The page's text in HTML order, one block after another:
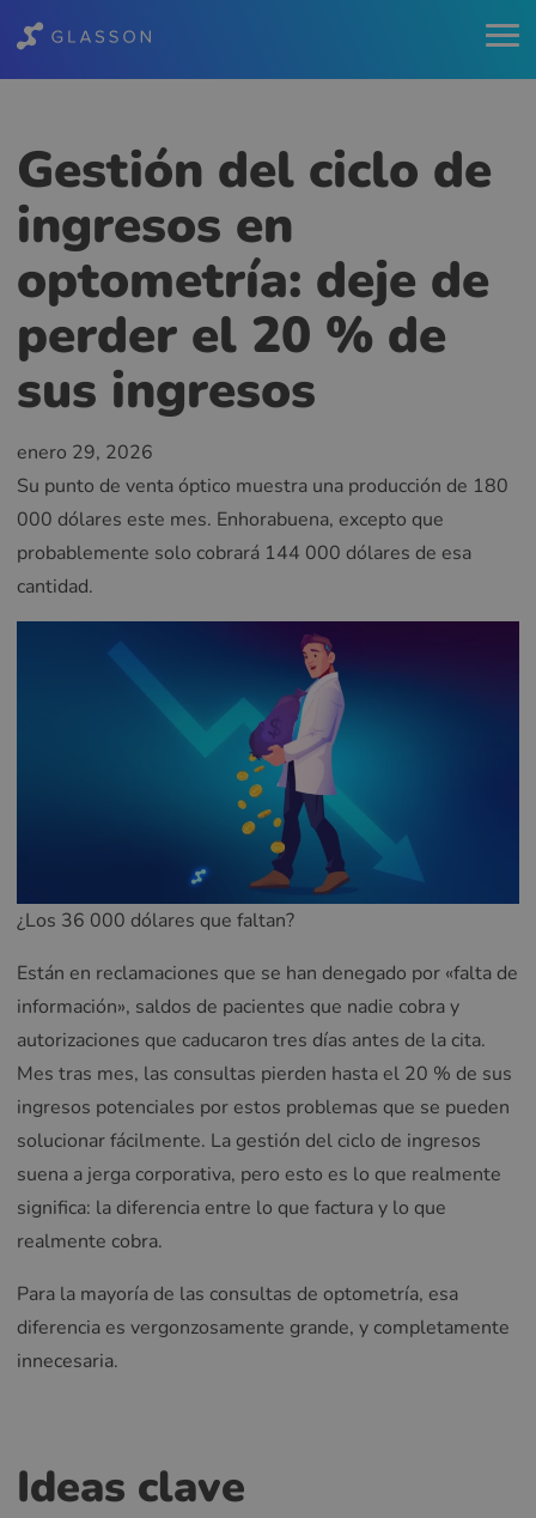
Gestión del ciclo de
ingresos en
optometría: deje de
perder el 20 % de
sus ingresos
enero 29, 2026
Su punto de venta óptico muestra una producción de 180
000 dólares este mes. Enhorabuena, excepto que
probablemente solo cobrará 144 000 dólares de esa
cantidad.
¿Los 36 000 dólares que faltan?
Están en reclamaciones que se han denegado por «falta de
información», saldos de pacientes que nadie cobra y
autorizaciones que caducaron tres días antes de la cita.
Mes tras mes, las consultas pierden hasta el 20 % de sus
ingresos potenciales por estos problemas que se pueden
solucionar fácilmente. La gestión del ciclo de ingresos
suena a jerga corporativa, pero esto es lo que realmente
significa: la diferencia entre lo que factura y lo que
realmente cobra.
Para la mayoría de las consultas de optometría, esa
diferencia es vergonzosamente grande, y completamente
innecesaria.
Ideas clave